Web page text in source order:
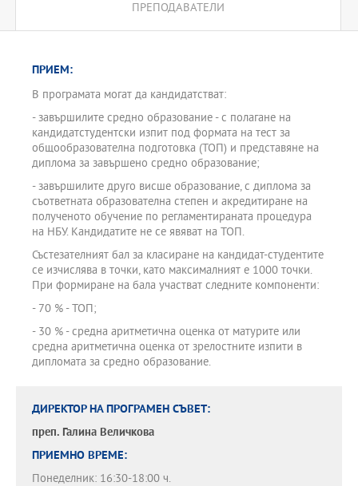
ПРЕПОДАВАТЕЛИ
ПРИЕМ:
В програмата могат да кандидатстват:
- завършилите средно образование - с полагане на
кандидатстудентски изпит под формата на тест за
общообразователна подготовка (ТОП) и представяне на
диплома за завършено средно образование;
- завършилите друго висше образование, с диплома за
съответната образователна степен и акредитиране на
полученото обучение по регламентираната процедура
на НБУ. Кандидатите не се явяват на ТОП.
Състезателният бал за класиране на кандидат-студентите
се изчислява в точки, като максималният е 1000 точки.
При формиране на бала участват следните компоненти:
- 70 % - ТОП;
- 30 % - средна аритметична оценка от матурите или
средна аритметична оценка от зрелостните изпити в
дипломата за средно образование.
ДИРЕКТОР НА ПРОГРАМЕН СЪВЕТ:
преп. Галина Величкова
ПРИЕМНО ВРЕМЕ:
Понеделник: 16:30-18:00 ч.